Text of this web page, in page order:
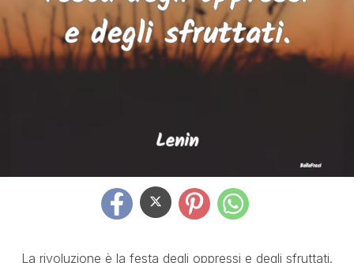
La rivoluzione è la festa degli oppressi e degli sfruttati.